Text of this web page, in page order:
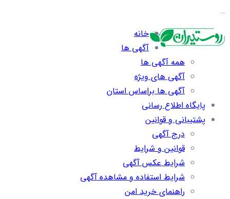
…
خانه
آگهی ها
همه آگهی ها
آگهی های ویژه
آگهی ها براساس استان
پایگاه اطلاع رسانی
پشتیبانی و قوانین
درج آگهی
قوانین و شرایط
شرایط عکس آگهی
شرایط استفاده و مشاهده آگهی
راهنمای خرید امن